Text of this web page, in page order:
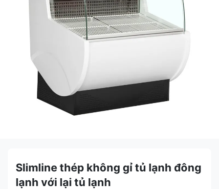
Slimline thép không gỉ tủ lạnh đông
lạnh với lại tủ lạnh